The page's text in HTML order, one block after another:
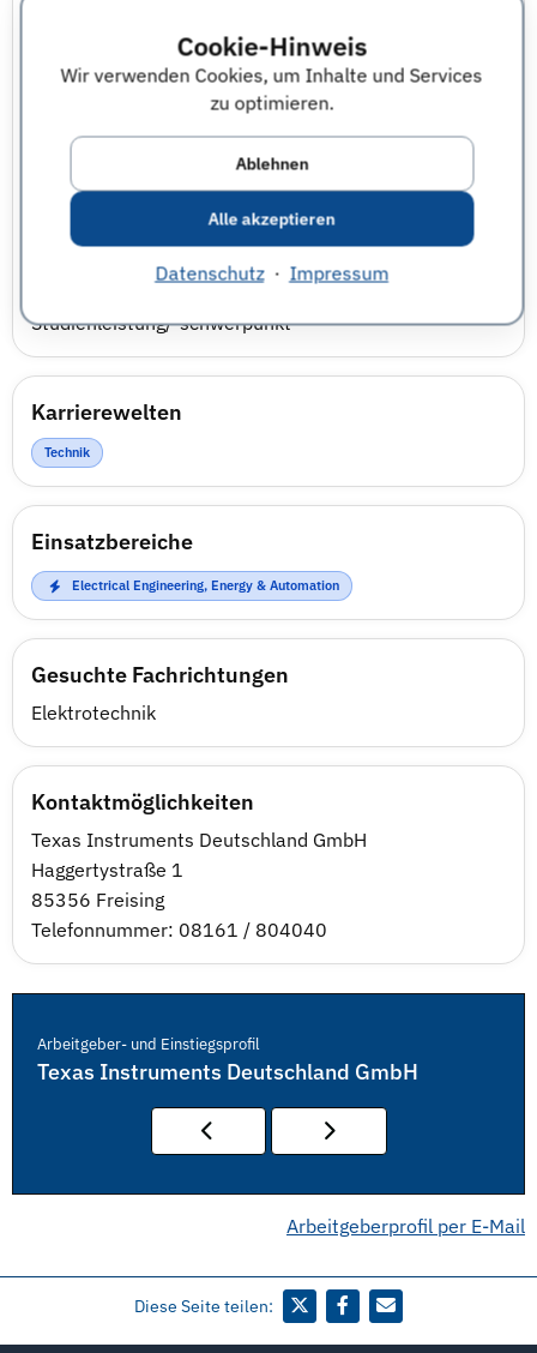
Cookie-Hinweis
Wir verwenden Cookies, um Inhalte und Services
zu optimieren.
Ablehnen
Alle akzeptieren
Datenschutz· Impressum
Nach dem Studium: Training on the job, European
Graduate Program, Analog Academy - Informationen
zum Einstellungsprofil - Mögliche Einsatzbereiche und
Fachrichtungen:
Elektrotechnik, Nachrichtentechnik, Informatik,
Mikrosystemtechnik, Physikalische Technik
Zusatzqualifikationen:
Praxiserfahrung, Teamfähigkeit, Motivation,
Studienleistung/-schwerpunkt
Karrierewelten
Technik
Einsatzbereiche
Electrical Engineering, Energy & Automation
Gesuchte Fachrichtungen
Elektrotechnik
Kontaktmöglichkeiten
Texas Instruments Deutschland GmbH
Haggertystraße 1
85356 Freising
Telefonnummer: 08161 / 804040
Arbeitgeber- und Einstiegsprofil
Texas Instruments Deutschland GmbH
Arbeitgeberprofil per E-Mail
Diese Seite teilen: